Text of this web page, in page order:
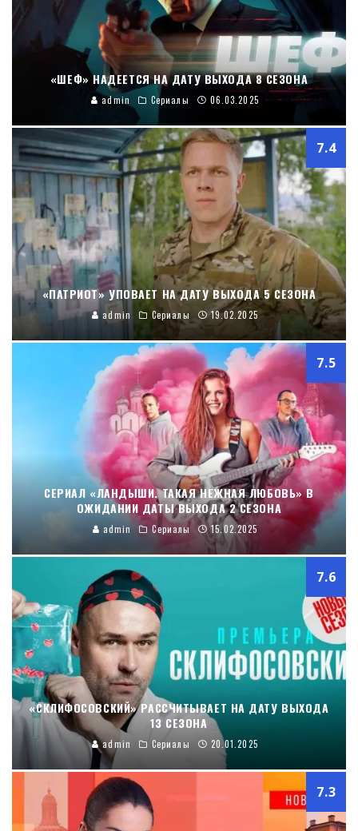
«ШЕФ» НАДЕЕТСЯ НА ДАТУ ВЫХОДА 8 СЕЗОНА
admin Сериалы 06.03.2025
7.4
«ПАТРИОТ» УПОВАЕТ НА ДАТУ ВЫХОДА 5 СЕЗОНА
admin Сериалы 19.02.2025
7.5
СЕРИАЛ «ЛАНДЫШИ. ТАКАЯ НЕЖНАЯ ЛЮБОВЬ» В
ОЖИДАНИИ ДАТЫ ВЫХОДА 2 СЕЗОНА
admin Сериалы 15.02.2025
7.6
«СКЛИФОСОВСКИЙ» РАССЧИТЫВАЕТ НА ДАТУ ВЫХОДА
13 СЕЗОНА
admin Сериалы 20.01.2025
7.3